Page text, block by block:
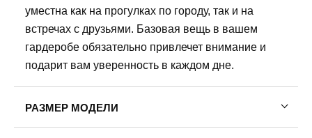
уместна как на прогулках по городу, так и на
встречах с друзьями. Базовая вещь в вашем
гардеробе обязательно привлечет внимание и
подарит вам уверенность в каждом дне.
РАЗМЕР МОДЕЛИ